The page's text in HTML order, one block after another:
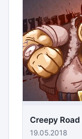
Creepy
19.05.2018